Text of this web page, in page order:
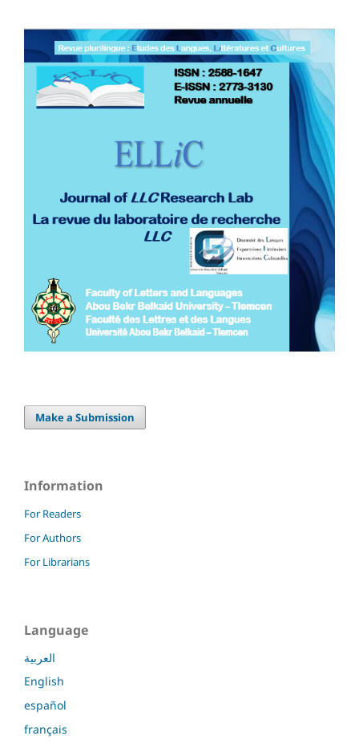
Make a Submission
Information
For Readers
For Authors
For Librarians
Language
العربية
English
español
français